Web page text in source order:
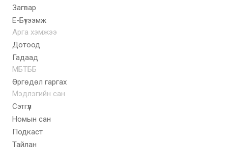
Загвар
E-Бүтээмж
Арга хэмжээ
Дотоод
Гадаад
МБТББ
Өргөдөл гаргах
Мэдлэгийн сан
Сэтгүүл
Номын сан
Подкаст
Тайлан